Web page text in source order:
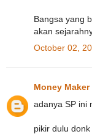
Bangsa yang
akan
October 02,
Money Maker
adanya SP ini
pikir dulu donk